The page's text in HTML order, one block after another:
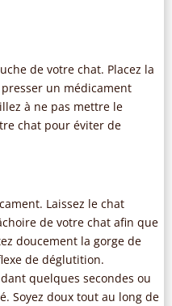
de votre chat. Placez la
un médicament
à ne pas mettre le
chat pour éviter de
Laissez le chat
de votre chat afin que
doucement la gorge de
de déglutition.
quelques secondes ou
Soyez doux tout au long de